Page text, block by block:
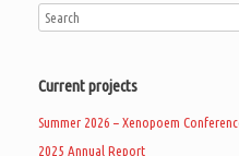
Current projects
Summer 2026 – Xenopoem
2025 Annual Report